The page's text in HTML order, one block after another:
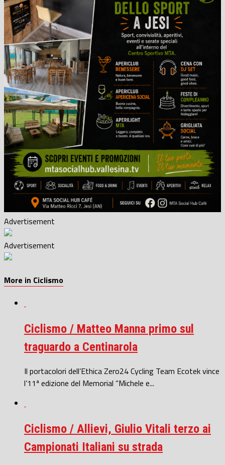
Advertisement
Advertisement
More in Ciclismo
Ciclismo / Matteo Manna primo sul
traguardo a Centinarola
Il portacolori dell’Ethica Zero24 Cycling Team Ecotek vince
l’11ª edizione del Memorial “Michele e...
Ciclismo / Allievi, Giulio Vitali terzo ai
Campionati Italiani su strada